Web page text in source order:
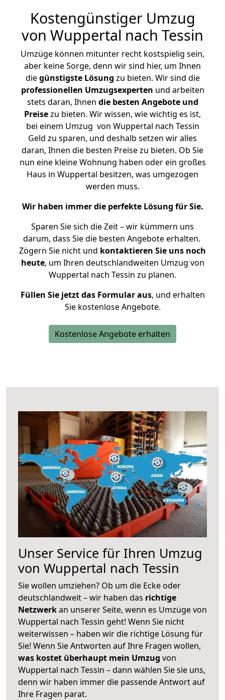
Kostengünstiger Umzug
von Wuppertal nach Tessin
Umzüge können mitunter recht kostspielig sein,
aber keine Sorge, denn wir sind hier, um Ihnen
diegünstigste Lösung zu bieten. Wir sind die
professionellen Umzugsexperten und arbeiten
stets daran, Ihnen die besten Angebote und
Preisezu bieten. Wir wissen, wie wichtig es ist,
bei einem Umzug von Wuppertal nach Tessin
Geld zu sparen, und deshalb setzen wir alles
daran, Ihnen die besten Preise zu bieten. Ob Sie
nun eine kleine Wohnung haben oder ein großes
Haus in Wuppertal besitzen, was umgezogen
werden muss.
Wir haben immer die perfekte Lösung für Sie.
Sparen Sie sich die Zeit – wir kümmern uns
darum, dass Sie die besten Angebote erhalten.
Zögern Sie nicht und kontaktieren Sie uns noch
heute, um Ihren deutschlandweiten Umzug von
Wuppertal nach Tessin zu planen.
Füllen Sie jetzt das Formular aus, und erhalten
Sie kostenlose Angebote.
Kostenlose Angebote erhalten
Unser Service für Ihren Umzug
von Wuppertal nach Tessin
Sie wollen umziehen? Ob um die Ecke oder
deutschlandweit – wir haben das richtige
Netzwerkan unserer Seite, wenn es Umzüge von
Wuppertal nach Tessin geht! Wenn Sie nicht
weiterwissen – haben wir die richtige Lösung für
Sie! Wenn Sie Antworten auf Ihre Fragen wollen,
was kostet überhaupt mein Umzug von
Wuppertal nach Tessin – dann wählen Sie sie uns,
denn wir haben immer die passende Antwort auf
Ihre Fragen parat.